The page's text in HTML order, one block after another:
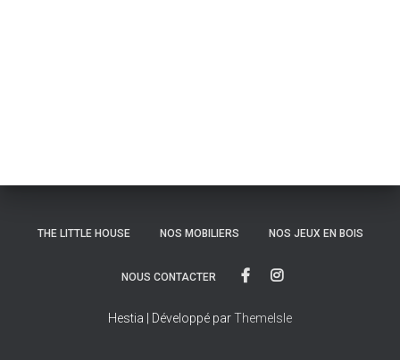
THE LITTLE HOUSE NOS MOBILIERS NOS JEUX EN BOIS
NOUS CONTACTER
Hestia | Développé parThemeIsle